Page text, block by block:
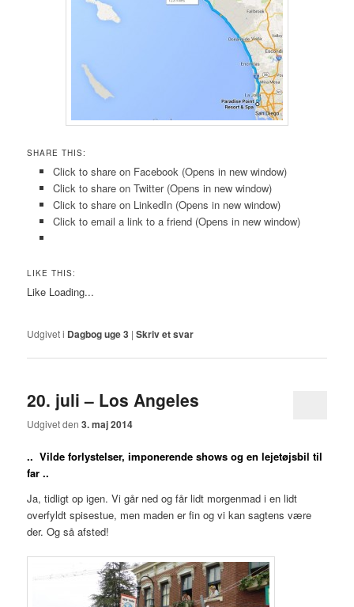
SHARE THIS:
Click to share on Facebook (Opens in new window)
Click to share on Twitter (Opens in new window)
Click to share on LinkedIn (Opens in new window)
Click to email a link to a friend (Opens in new window)
LIKE THIS:
Like Loading...
Udgivet i Dagbog uge 3 |Skriv et svar
20. juli – Los Angeles
Udgivet den3. maj 2014
.. Vilde forlystelser, imponerende shows og en lejetøjsbil til
far ..
Ja, tidligt op igen. Vi går ned og får lidt morgenmad i en lidt
overfyldt spisestue, men maden er fin og vi kan sagtens være
der. Og så afsted!